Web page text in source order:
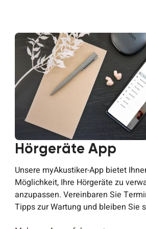
Hörgeräte App
Unsere myAkustiker-App bietet
Möglichkeit, Ihre Hörgeräte zu
anzupassen. Vereinbaren Sie
Tipps zur Wartung und bleiben Sie